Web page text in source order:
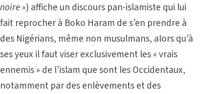
noire») affiche un discours pan-islamiste qui lui
fait reprocher à Boko Haram de s’en prendre à
des Nigérians, même non musulmans, alors qu’à
ses yeux il faut viser exclusivement les « vrais
ennemis » de l’islam que sont les Occidentaux,
notamment par des enlèvements et des